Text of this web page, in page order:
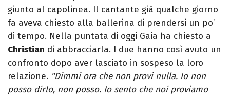
giunto al capolinea. Il cantante già qualche giorno
fa aveva chiesto alla ballerina di prendersi un po’
di tempo. Nella puntata di oggi Gaia ha chiesto a
Christian di abbracciarla. I due hanno così avuto un
confronto dopo aver lasciato in sospeso la loro
relazione. "Dimmi ora che non provi nulla. Io non
posso dirlo, non posso. Io sento che noi proviamo